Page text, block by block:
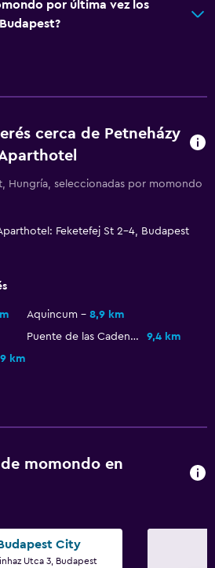
noble
por última vez los
cerca de Petneházy
Hungría, seleccionadas por momondo
Feketefej St 2-4, Budapest
Aquincum
8,9 km
Puente de las Cadenas
9,4 km
km
momondo en
City
Utca 3, Budapest